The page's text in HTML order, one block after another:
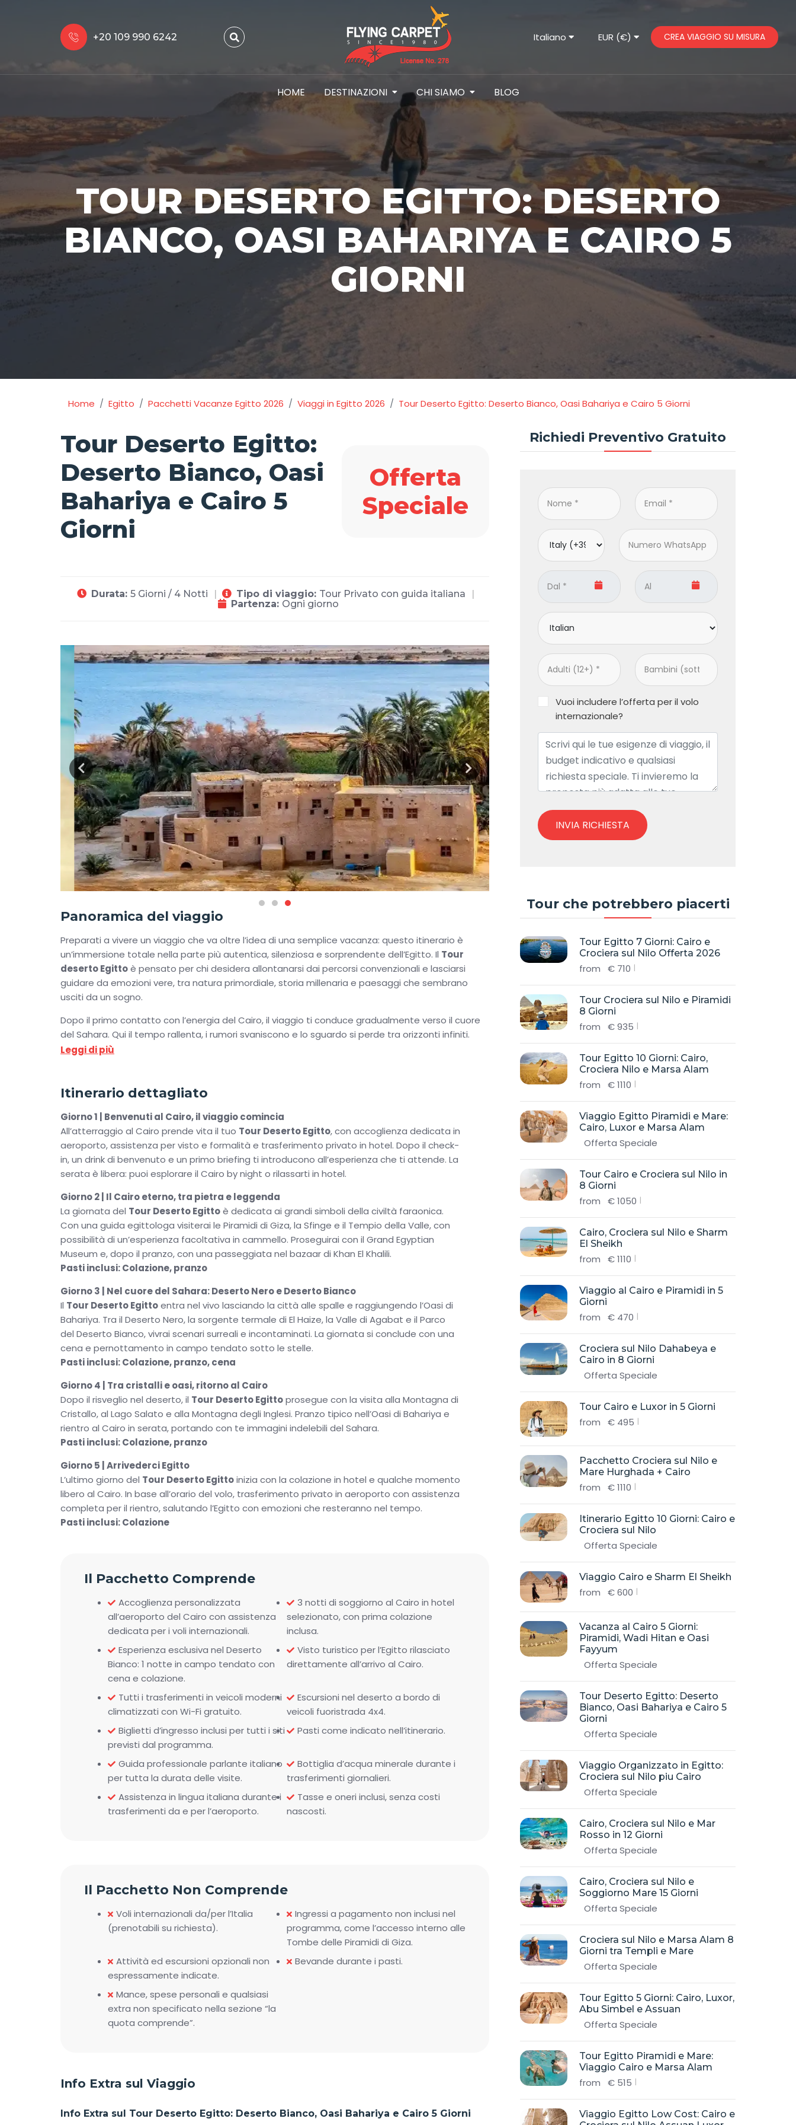
+20 109 990 6242 Italiano EUR (€) CREA VIAGGIO SU MISURA
HOME DESTINAZIONI CHI SIAMO BLOG
TOUR DESERTO EGITTO: DESERTO
BIANCO, OASI BAHARIYA E CAIRO 5
GIORNI
Home Egitto Pacchetti Vacanze Egitto 2026 Viaggi in Egitto 2026 Tour Deserto Egitto: Deserto Bianco, Oasi Bahariya e Cairo 5 Giorni
Tour Deserto Egitto:
Deserto Bianco, Oasi
Bahariya e Cairo 5
Giorni
Offerta
Speciale
Durata: 5 Giorni / 4 Notti Tipo di viaggio: Tour Privato con guida italiana
Partenza: Ogni giorno
Panoramica del viaggio
Preparati a vivere un viaggio che va oltre l’idea di una semplice vacanza: questo itinerario è
un’immersione totale nella parte più autentica, silenziosa e sorprendente dell’Egitto. Il Tour
deserto Egittoè pensato per chi desidera allontanarsi dai percorsi convenzionali e lasciarsi
guidare da emozioni vere, tra natura primordiale, storia millenaria e paesaggi che sembrano
usciti da un sogno.
Dopo il primo contatto con l’energia del Cairo, il viaggio ti conduce gradualmente verso il cuore
del Sahara. Qui il tempo rallenta, i rumori svaniscono e lo sguardo si perde tra orizzonti infiniti.
L’esperienza nel
ascoltare il silenzio diventa un ricordo indelebile.
Il viaggio prosegue attraverso oasi rigogliose, villaggi autentici e paesaggi che raccontano la
resilienza dell’uomo nel deserto. L’incontro con l’oasi di bahariya egittorappresenta una
parentesi di vita e tradizione: palmeti, sorgenti naturali e un’atmosfera accogliente che rivela il
lato più umano del Sahara.
Ogni giornata è organizzata con cura, accompagnata da guide esperte e pensata per offrire il
giusto equilibrio tra avventura, comfort e scoperta culturale. Il
viaggio, ma un’esperienza trasformativa, ideale per chi cerca autenticità, emozione e panorami
che restano impressi nell’anima molto dopo il rientro a casa.
Leggi di più
Itinerario dettagliato
Giorno 1 | Benvenuti al Cairo, il viaggio comincia
All’atterraggio al Cairo prende vita il tuo Tour Deserto Egitto, con accoglienza dedicata in
aeroporto, assistenza per visto e formalità e trasferimento privato in hotel. Dopo il check-
in, un drink di benvenuto e un primo briefing ti introducono all’esperienza che ti attende. La
serata è libera: puoi esplorare il Cairo by night o rilassarti in hotel.
Giorno 2 | Il Cairo eterno, tra pietra e leggenda
La giornata del Tour Deserto Egittoè dedicata ai grandi simboli della civiltà faraonica.
Con una guida egittologa visiterai le Piramidi di Giza, la Sfinge e il Tempio della Valle, con
possibilità di un’esperienza facoltativa in cammello. Proseguirai con il Grand Egyptian
Museum e, dopo il pranzo, con una passeggiata nel bazaar di Khan El Khalili.
Pasti inclusi: Colazione, pranzo
Giorno 3 | Nel cuore del Sahara: Deserto Nero e Deserto Bianco
Il Tour Deserto Egittoentra nel vivo lasciando la città alle spalle e raggiungendo l’Oasi di
Bahariya. Tra il Deserto Nero, la sorgente termale di El Haize, la Valle di Agabat e il Parco
del Deserto Bianco, vivrai scenari surreali e incontaminati. La giornata si conclude con una
cena e pernottamento in campo tendato sotto le stelle.
Pasti inclusi: Colazione, pranzo, cena
Giorno 4 | Tra cristalli e oasi, ritorno al Cairo
Dopo il risveglio nel deserto, il Tour Deserto Egittoprosegue con la visita alla Montagna di
Cristallo, al Lago Salato e alla Montagna degli Inglesi. Pranzo tipico nell’Oasi di Bahariya e
rientro al Cairo in serata, portando con te immagini indelebili del Sahara.
Pasti inclusi: Colazione, pranzo
Giorno 5 | Arrivederci Egitto
L’ultimo giorno del Tour Deserto Egittoinizia con la colazione in hotel e qualche momento
libero al Cairo. In base all’orario del volo, trasferimento privato in aeroporto con assistenza
completa per il rientro, salutando l’Egitto con emozioni che resteranno nel tempo.
Pasti inclusi: Colazione
Il Pacchetto Comprende
Accoglienza personalizzata
all’aeroporto del Cairo con assistenza
dedicata per i voli internazionali.
3 notti di soggiorno al Cairo in hotel
selezionato, con prima colazione
inclusa.
Esperienza esclusiva nel Deserto
Bianco: 1 notte in campo tendato con
cena e colazione.
Visto turistico per l’Egitto rilasciato
direttamente all’arrivo al Cairo.
Tutti i trasferimenti in veicoli moderni
climatizzati con Wi-Fi gratuito.
Escursioni nel deserto a bordo di
veicoli fuoristrada 4x4.
Biglietti d’ingresso inclusi per tutti i siti
previsti dal programma.
Pasti come indicato nell’itinerario.
Guida professionale parlante italiano
per tutta la durata delle visite.
Bottiglia d’acqua minerale durante i
trasferimenti giornalieri.
Assistenza in lingua italiana durante i
trasferimenti da e per l’aeroporto.
Tasse e oneri inclusi, senza costi
nascosti.
Il Pacchetto Non Comprende
Voli internazionali da/per l’Italia
(prenotabili su richiesta).
Ingressi a pagamento non inclusi nel
programma, come l’accesso interno alle
Tombe delle Piramidi di Giza.
Attività ed escursioni opzionali non
espressamente indicate.
Bevande durante i pasti.
Mance, spese personali e qualsiasi
extra non specificato nella sezione “la
quota comprende”.
Info Extra sul Viaggio
Info Extra sul Tour Deserto Egitto: Deserto Bianco, Oasi Bahariya e Cairo 5 Giorni
Richiedi Preventivo Gratuito
Vuoi includere l’offerta per il volo
internazionale?
INVIA RICHIESTA
Tour che potrebbero piacerti
Tour Egitto 7 Giorni: Cairo e
Crociera sul Nilo Offerta 2026
from € 710
Tour Crociera sul Nilo e Piramidi
8 Giorni
from €935
Tour Egitto 10 Giorni: Cairo,
Crociera Nilo e Marsa Alam
from €1110
Viaggio Egitto Piramidi e Mare:
Cairo, Luxor e Marsa Alam
Offerta Speciale
Tour Cairo e Crociera sul Nilo in
8 Giorni
from €1050
Cairo, Crociera sul Nilo e Sharm
El Sheikh
from €1110
Viaggio al Cairo e Piramidi in 5
Giorni
from € 470
Crociera sul Nilo Dahabeya e
Cairo in 8 Giorni
Offerta Speciale
Tour Cairo e Luxor in 5 Giorni
from € 495
Pacchetto Crociera sul Nilo e
Mare Hurghada + Cairo
from €1110
Itinerario Egitto 10 Giorni: Cairo e
Crociera sul Nilo
Offerta Speciale
Viaggio Cairo e Sharm El Sheikh
from €600
Vacanza al Cairo 5 Giorni:
Piramidi, Wadi Hitan e Oasi
Fayyum
Offerta Speciale
Tour Deserto Egitto: Deserto
Bianco, Oasi Bahariya e Cairo 5
Giorni
Offerta Speciale
Viaggio Organizzato in Egitto:
Crociera sul Nilo piu Cairo
Offerta Speciale
Cairo, Crociera sul Nilo e Mar
Rosso in 12 Giorni
Offerta Speciale
Cairo, Crociera sul Nilo e
Soggiorno Mare 15 Giorni
Offerta Speciale
Crociera sul Nilo e Marsa Alam 8
Giorni tra Templi e Mare
Offerta Speciale
Tour Egitto 5 Giorni: Cairo, Luxor,
Abu Simbel e Assuan
Offerta Speciale
Tour Egitto Piramidi e Mare:
Viaggio Cairo e Marsa Alam
from € 515
Viaggio Egitto Low Cost: Cairo e